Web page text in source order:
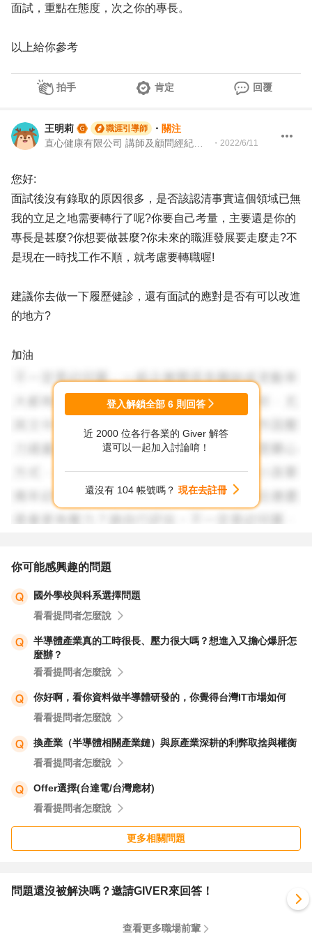
面試，重點在態度，次之你的專長。
以上給你參考
拍手 肯定 回覆
王明莉 職涯引導師 ・ 關注
・ 2022/6/11
您好:
面試後沒有錄取的原因很多，是否該認清事實這個領域已無
我的立足之地需要轉行了呢?你要自己考量，主要還是你的
專長是甚麼?你想要做甚麼?你未來的職涯發展要走麼走?不
是現在一時找工作不順，就考慮要轉職喔!
建議你去做一下履歷健診，還有面試的應對是否有可以改進
的地方?
加油
登入解鎖全部 6 則回答
近 2000 位各行各業的 Giver 解答
還可以一起加入討論唷！
還沒有 104 帳號嗎？ 現在去註冊
你可能感興趣的問題
國外學校與科系選擇問題
看看提問者怎麼說
半導體產業真的工時很長、壓力很大嗎？想進入又擔心爆肝怎
麼辦？
看看提問者怎麼說
你好啊，看你資料做半導體研發的，你覺得台灣IT市場如何
看看提問者怎麼說
換產業（半導體相關產業鏈）與原產業深耕的利弊取捨與權衡
看看提問者怎麼說
Offer選擇(台達電/台灣應材)
看看提問者怎麼說
更多相關問題
問題還沒被解決嗎？邀請GIVER來回答！
查看更多職場前輩